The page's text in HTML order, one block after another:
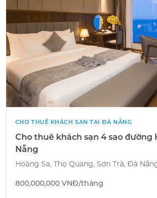
CHO THUÊ KHÁCH SẠN TẠI ĐÀ NẴNG
Cho thuê khách sạn 4 sao đường
Nẵng
Hoàng Sa, Thọ Quang, Sơn Trà, Đà
800,000,000 VNĐ/tháng